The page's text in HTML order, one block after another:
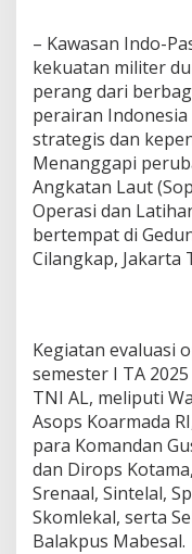
– Kawasan Indo-
kekuatan militer
perang dari
perairan
strategis dan
Menanggapi
Angkatan Laut
Operasi dan
bertempat di
Cilangkap, Jakarta
Kegiatan evaluasi
semester I TA
TNI AL, meliputi
Asops Koarmada
para Komandan
dan Dirops
Srenaal, Sintelal,
Skomlekal, serta
Balakpus Mabesal.